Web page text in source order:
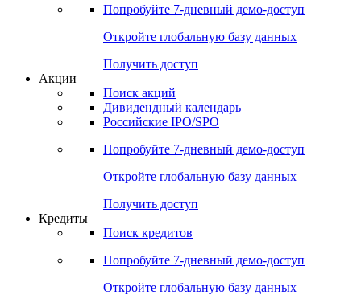
Cbonds Pages
Опросы
Попробуйте7-дневный
Откройте глобальную базу данных
Получить доступ
Поиск акций
Российские IPO/SPO
Попробуйте7-дневный
Откройте глобальную базу данных
Получить доступ
Поиск кредитов